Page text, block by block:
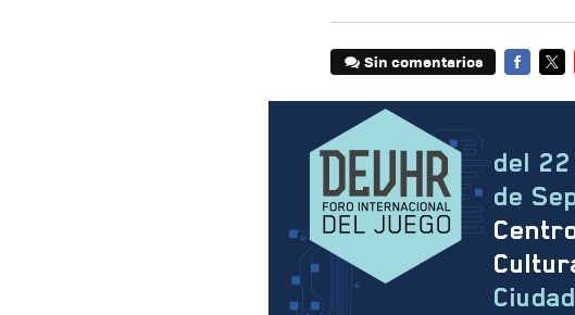
Sin comentarios